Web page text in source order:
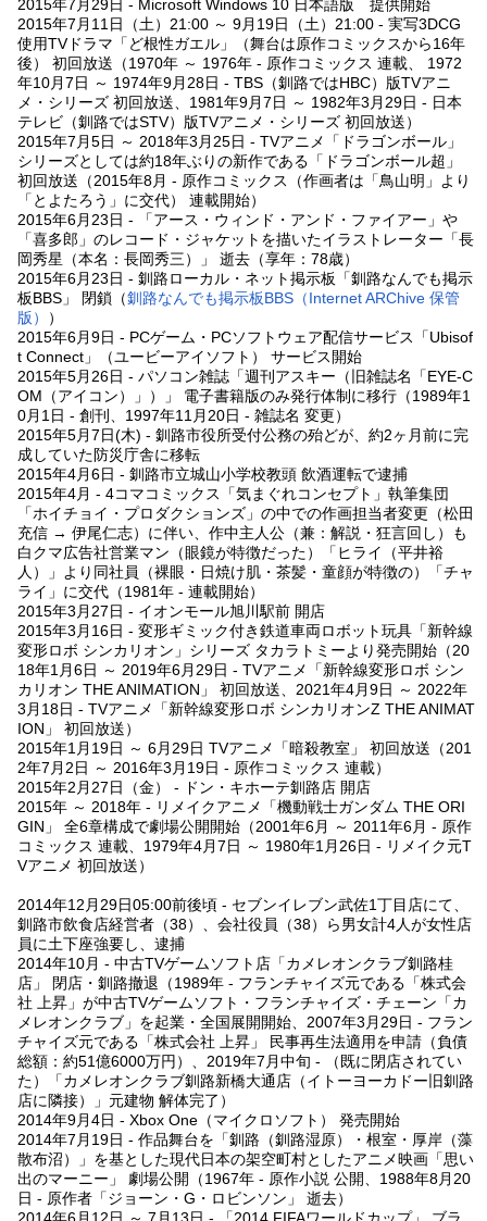
2015年7月29日 - Microsoft Windows 10 日本語版 提供開始
2015年7月11日（土）21:00 ～ 9月19日（土）21:00 - 実写3DCG
使用TVドラマ「ど根性ガエル」（舞台は原作コミックスから16年
後） 初回放送（1970年 ～ 1976年 - 原作コミックス 連載、 1972
年10月7日 ～ 1974年9月28日 - TBS（釧路ではHBC）版TVアニ
メ・シリーズ 初回放送、1981年9月7日 ～ 1982年3月29日 - 日本
テレビ（釧路ではSTV）版TVアニメ・シリーズ 初回放送）
2015年7月5日 ～ 2018年3月25日 - TVアニメ「ドラゴンボール」
シリーズとしては約18年ぶりの新作である「ドラゴンボール超」
初回放送（2015年8月 - 原作コミックス（作画者は「鳥山明」より
「とよたろう」に交代） 連載開始）
2015年6月23日 - 「アース・ウィンド・アンド・ファイアー」や
「喜多郎」のレコード・ジャケットを描いたイラストレーター「長
岡秀星（本名：長岡秀三）」 逝去（享年：78歳）
2015年6月23日 - 釧路ローカル・ネット掲示板「釧路なんでも掲示
板BBS」 閉鎖（釧路なんでも掲示板BBS（Internet ARChive 保管
版）
）
2015年6月9日 - PCゲーム・PCソフトウェア配信サービス「Ubisof
t Connect」（ユービーアイソフト） サービス開始
2015年5月26日 - パソコン雑誌「週刊アスキー（旧雑誌名「EYE-C
OM（アイコン）」）」 電子書籍版のみ発行体制に移行（1989年1
0月1日 - 創刊、1997年11月20日 - 雑誌名 変更）
2015年5月7日(木) - 釧路市役所受付公務の殆どが、約2ヶ月前に完
成していた防災庁舎に移転
2015年4月6日 - 釧路市立城山小学校教頭 飲酒運転で逮捕
2015年4月 - 4コマコミックス「気まぐれコンセプト」執筆集団
「ホイチョイ・プロダクションズ」の中での作画担当者変更（松田
充信 → 伊尾仁志）に伴い、作中主人公（兼：解説・狂言回し）も
白クマ広告社営業マン（眼鏡が特徴だった）「ヒライ（平井裕
人）」より同社員（裸眼・日焼け肌・茶髪・童顔が特徴の）「チャ
ライ」に交代（1981年 - 連載開始）
2015年3月27日 - イオンモール旭川駅前 開店
2015年3月16日 - 変形ギミック付き鉄道車両ロボット玩具「新幹線
変形ロボ シンカリオン」シリーズ タカラトミーより発売開始（20
18年1月6日 ～ 2019年6月29日 - TVアニメ「新幹線変形ロボ シン
カリオン THE ANIMATION」 初回放送、2021年4月9日 ～ 2022年
3月18日 - TVアニメ「新幹線変形ロボ シンカリオンZ THE ANIMAT
ION」 初回放送）
2015年1月19日 ～ 6月29日 TVアニメ「暗殺教室」 初回放送（201
2年7月2日 ～ 2016年3月19日 - 原作コミックス 連載）
2015年2月27日（金） - ドン・キホーテ釧路店 開店
2015年 ～ 2018年 - リメイクアニメ「機動戦士ガンダム THE ORI
GIN」 全6章構成で劇場公開開始（2001年6月 ～ 2011年6月 - 原作
コミックス 連載、1979年4月7日 ～ 1980年1月26日 - リメイク元T
Vアニメ 初回放送）
2014年12月29日05:00前後頃 - セブンイレブン武佐1丁目店にて、
釧路市飲食店経営者（38）、会社役員（38）ら男女計4人が女性店
員に土下座強要し、逮捕
2014年10月 - 中古TVゲームソフト店「カメレオンクラブ釧路桂
店」 閉店・釧路撤退（1989年 - フランチャイズ元である「株式会
社 上昇」が中古TVゲームソフト・フランチャイズ・チェーン「カ
メレオンクラブ」を起業・全国展開開始、2007年3月29日 - フラン
チャイズ元である「株式会社 上昇」 民事再生法適用を申請（負債
総額：約51億6000万円）、2019年7月中旬 - （既に閉店されてい
た）「カメレオンクラブ釧路新橋大通店（イトーヨーカドー旧釧路
店に隣接）」元建物 解体完了）
2014年9月4日 - Xbox One（マイクロソフト） 発売開始
2014年7月19日 - 作品舞台を「釧路（釧路湿原）・根室・厚岸（藻
散布沼）」を基とした現代日本の架空町村としたアニメ映画「思い
出のマーニー」 劇場公開（1967年 - 原作小説 公開、1988年8月20
日 - 原作者「ジョーン・G・ロビンソン」 逝去）
2014年6月12日 ～ 7月13日 - 「2014 FIFAワールドカップ」 ブラ